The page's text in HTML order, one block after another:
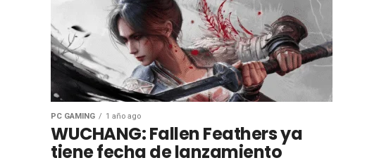
PC GAMING 1 año ago
WUCHANG: Fallen Feathers ya
tiene fecha de lanzamiento